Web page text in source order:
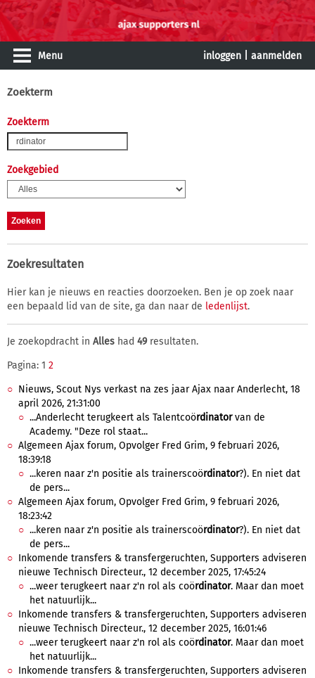
Menu inloggen aanmelden
Zoekterm
Zoekterm
Zoekgebied
Zoekresultaten
Hier kan je nieuws en reacties doorzoeken. Ben je op zoek naar
een bepaald lid van de site, ga dan naar de ledenlijst.
Je zoekopdracht in Alles had 49resultaten.
Pagina: 1 2
Nieuws, Scout Nys verkast na zes jaar Ajax naar Anderlecht, 18
april 2026, 21:31:00
...Anderlecht terugkeert als Talentcoördinatorvan de
Academy. "Deze rol staat...
Algemeen Ajax forum, Opvolger Fred Grim, 9 februari 2026,
18:39:18
...keren naar z'n positie als trainerscoördinator?). En niet dat
de pers...
Algemeen Ajax forum, Opvolger Fred Grim, 9 februari 2026,
18:23:42
...keren naar z'n positie als trainerscoördinator?). En niet dat
de pers...
Inkomende transfers & transfergeruchten, Supporters adviseren
nieuwe Technisch Directeur., 12 december 2025, 17:45:24
...weer terugkeert naar z'n rol als coördinator. Maar dan moet
het natuurlijk...
Inkomende transfers & transfergeruchten, Supporters adviseren
nieuwe Technisch Directeur., 12 december 2025, 16:01:46
...weer terugkeert naar z'n rol als coördinator. Maar dan moet
het natuurlijk...
Inkomende transfers & transfergeruchten, Supporters adviseren